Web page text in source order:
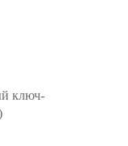
ключ-